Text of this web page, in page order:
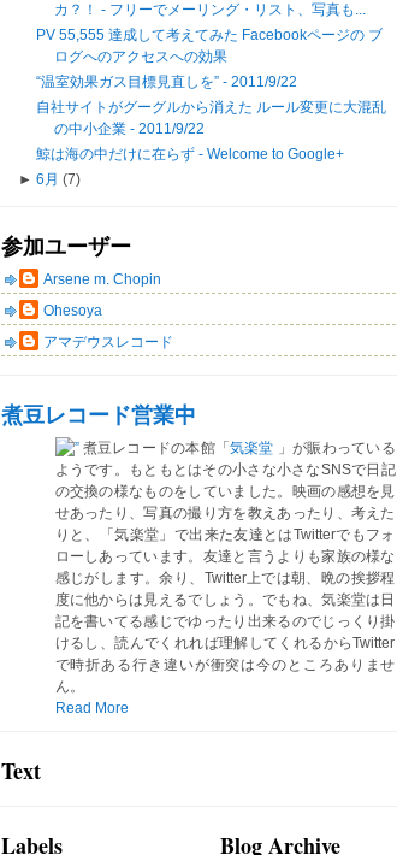
カ？！ - フリーでメーリング・リスト、写真も...
PV 55,555 達成して考えてみた Facebookページの ブ
ログへのアクセスへの効果
“温室効果ガス目標見直しを” - 2011/9/22
自社サイトがグーグルから消えた ルール変更に大混乱
の中小企業 - 2011/9/22
鯨は海の中だけに在らず - Welcome to Google+
► 6月 (7)
参加ユーザー
Arsene m. Chopin
Ohesoya
アマデウスレコード
煮豆レコード営業中
煮豆レコードの本館「 気楽堂 」が賑わっている
ようです。もともとはその小さな小さなSNSで日記
の交換の様なものをしていました。映画の感想を見
せあったり、写真の撮り方を教えあったり、考えた
りと、「気楽堂」で出来た友達とはTwitterでもフォ
ローしあっています。友達と言うよりも家族の様な
感じがします。余り、Twitter上では朝、晩の挨拶程
度に他からは見えるでしょう。でもね、気楽堂は日
記を書いてる感じでゆったり出来るのでじっくり掛
けるし、読んでくれれば理解してくれるからTwitter
で時折ある行き違いが衝突は今のところありませ
ん。
Read More
Text
Labels Blog Archive